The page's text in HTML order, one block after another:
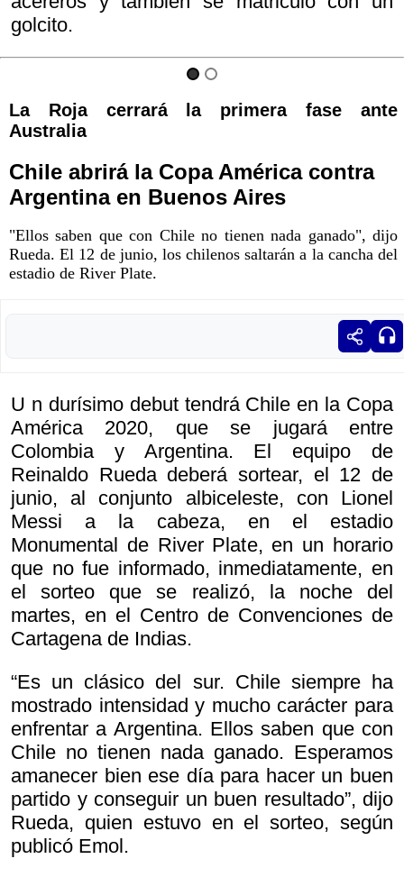
golcito.
La Roja cerrará la primera fase ante
Australia
Chile abrirá la Copa América contra
Argentina en Buenos Aires
"Ellos saben que con Chile no tienen nada ganado", dijo
Rueda. El 12 de junio, los chilenos saltarán a la cancha del
estadio de River Plate.
U n durísimo debut tendrá Chile en la Copa
América 2020, que se jugará entre
Colombia y Argentina. El equipo de
Reinaldo Rueda deberá sortear, el 12 de
junio, al conjunto albiceleste, con Lionel
Messi a la cabeza, en el estadio
Monumental de River Plate, en un horario
que no fue informado, inmediatamente, en
el sorteo que se realizó, la noche del
martes, en el Centro de Convenciones de
Cartagena de Indias.
“Es un clásico del sur. Chile siempre ha
mostrado intensidad y mucho carácter para
enfrentar a Argentina. Ellos saben que con
Chile no tienen nada ganado. Esperamos
amanecer bien ese día para hacer un buen
partido y conseguir un buen resultado”, dijo
Rueda, quien estuvo en el sorteo, según
publicó Emol.